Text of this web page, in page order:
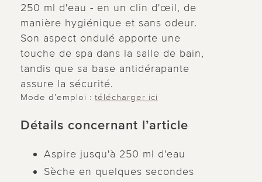
250 ml d'eau - en un clin d'œil, de
manière hygiénique et sans odeur.
Son aspect ondulé apporte une
touche de spa dans la salle de bain,
tandis que sa base antidérapante
assure la sécurité.
Mode d’emploi : télécharger ici
Détails concernant l’article
Aspire jusqu'à 250 ml d'eau
Sèche en quelques secondes